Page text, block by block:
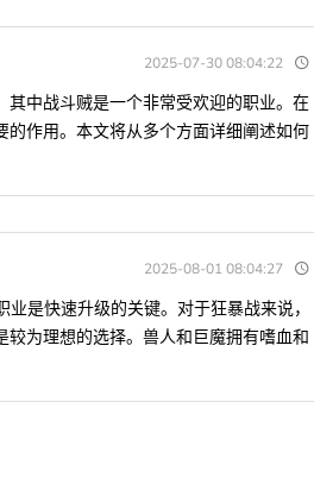
2025-07-30 08:04:22
中战斗贼是一个非常受欢迎的职业。在
作用。本文将从多个方面详细阐述如何
2025-08-01 08:04:27
是快速升级的关键。对于狂暴战来说，
为理想的选择。兽人和巨魔拥有嗜血和